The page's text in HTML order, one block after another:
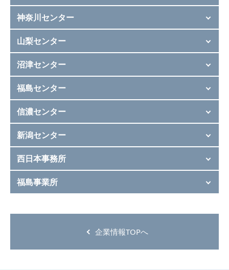
神奈川センター
山梨センター
沼津センター
福島センター
信濃センター
新潟センター
西日本事務所
福島事業所
企業情報TOPへ